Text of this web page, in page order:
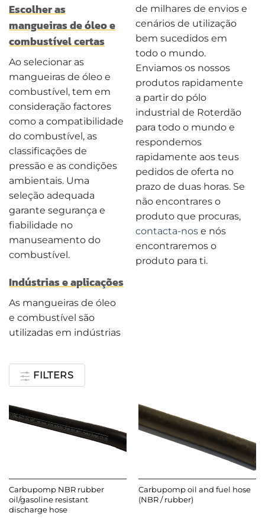
Escolher as
mangueiras de óleo e
combustível certas
Ao selecionar as
mangueiras de óleo e
combustível, tem em
consideração factores
como a compatibilidade
do combustível, as
classificações de
pressão e as condições
ambientais. Uma
seleção adequada
garante segurança e
fiabilidade no
manuseamento do
combustível.
Indústrias e aplicações
As mangueiras de óleo
e combustível são
utilizadas em indústrias
de milhares de envios e
cenários de utilização
bem sucedidos em
todo o mundo.
Enviamos os nossos
produtos rapidamente
a partir do pólo
industrial de Roterdão
para todo o mundo e
respondemos
rapidamente aos teus
pedidos de oferta no
prazo de duas horas. Se
não encontrares o
produto que procuras,
contacta-nos e nós
encontraremos o
produto para ti.
FILTERS
Carbupomp NBR rubber
oil/gasoline resistant
discharge hose
Carbupomp oil and fuel hose
(NBR / rubber)